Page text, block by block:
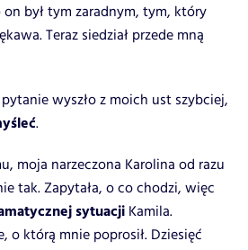
był tym zaradnym, tym, który
Teraz siedział przede mną
wyszło z moich ust szybciej,
.
moja narzeczona Karolina od razu
tak. Zapytała, o co chodzi, więc
sytuacji Kamila.
o którą mnie poprosił. Dziesięć